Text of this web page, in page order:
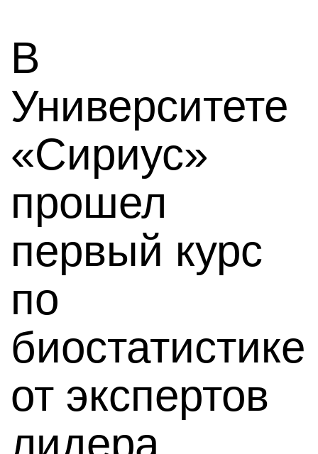
В
Университете
«Сириус»
прошел
первый курс
по
биостатистике
от экспертов
лидера